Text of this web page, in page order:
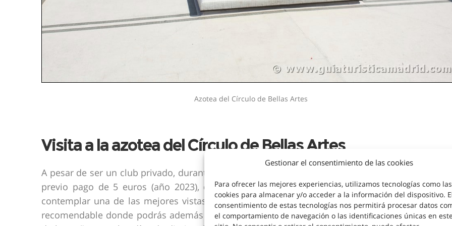
Gestionar el consentimiento de las cookies
Para ofrecer las mejores experiencias, utilizamos tecnologías como las
cookies para almacenar y/o acceder a la información del dispositivo.
consentimiento de estas tecnologías nos permitirá procesar datos
el comportamiento de navegación o las identificaciones únicas en este
Azotea del Círculo de Bellas Artes
Visita a la azotea del Círculo de Bellas Artes
A pesar de ser un club privado, durante toda la semana se permite la visita al público en
previo pago de 5 euros (año 2023), de la azotea del Círculo de Bellas Artes, donde se
contemplar una de las mejores vistas en altura del centro de Madrid, una visita
recomendable donde podrás además tomarte algo en el bar, que permanece abierto hasta las